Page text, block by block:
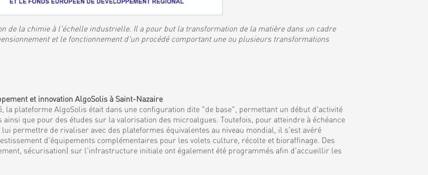
de la chimie à l'échelle industrielle. Il a pour but la transformation de la matière dans un cadre
et le fonctionnement d'un procédé comportant une ou plusieurs transformations
et innovation AlgoSolis à Saint-Nazaire
la plateforme AlgoSolis était dans une configuration dite "de base", permettant un début d'activité
que pour des études sur la valorisation des microalgues. Toutefois, pour atteindre à échéance
permettre de rivaliser avec des plateformes équivalentes au niveau mondial, il s'est avéré
d'équipements complémentaires pour les volets culture, récolte et bioraffinage. Des
sécurisation) sur l'infrastructure initiale ont également été programmés afin d'accueillir les